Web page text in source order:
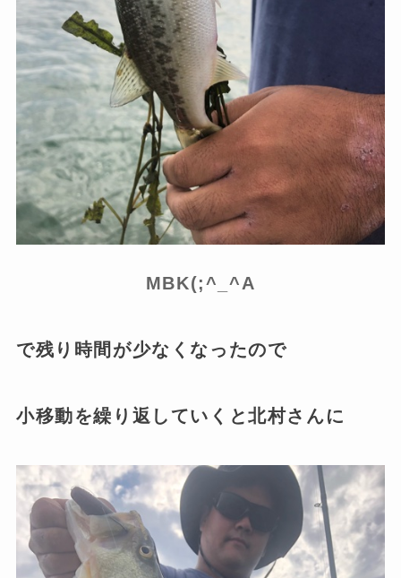
MBK(;^_^A
で残り時間が少なくなったので
小移動を繰り返していくと北村さんに